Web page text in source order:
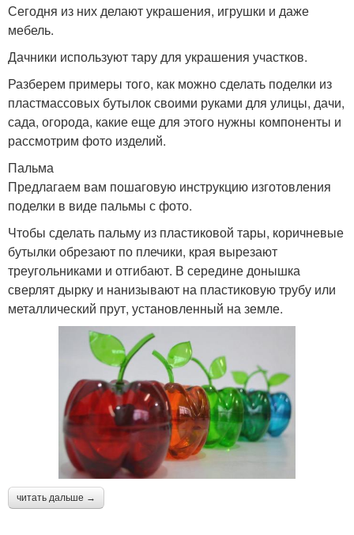
Сегодня из них делают украшения, игрушки и даже
мебель.
Дачники используют тару для украшения участков.
Разберем примеры того, как можно сделать поделки из
пластмассовых бутылок своими руками для улицы, дачи,
сада, огорода, какие еще для этого нужны компоненты и
рассмотрим фото изделий.
Пальма
Предлагаем вам пошаговую инструкцию изготовления
поделки в виде пальмы с фото.
Чтобы сделать пальму из пластиковой тары, коричневые
бутылки обрезают по плечики, края вырезают
треугольниками и отгибают. В середине донышка
сверлят дырку и нанизывают на пластиковую трубу или
металлический прут, установленный на земле.
читать дальше →